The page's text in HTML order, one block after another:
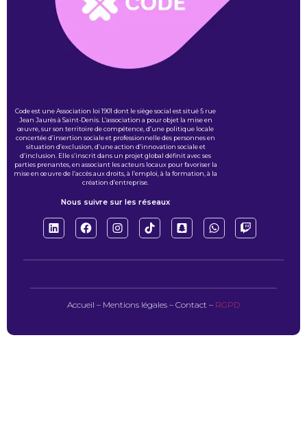
Code est une Association loi 1901 dont le siège social est situé 5 rue
Jean Jaurès à Saint-Denis. L’association a pour objet la mise en
œuvre, sur son territoire de compétence, d’une politique locale
concertée d’insertion sociale et professionnelle des personnes en
situation d’exclusion, d’une action d’innovation sociale et
d’inclusion. Elle s’inscrit dans un projet global définit avec ses
parties prenantes, en associant les acteurs locaux pour favoriser la
mise en œuvre de l’accès aux droits, à l’emploi, à la formation, à la
création d’entreprise.
Nous suivre sur les réseaux
Accueil – Mentions légales – Contact – RGPD